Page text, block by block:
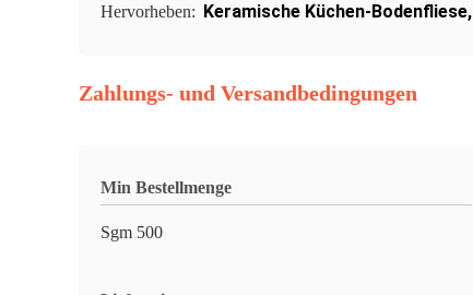
Hervorheben: Keramische Küchen-Bodenfliese,
Zahlungs- und Versandbedingungen
Min Bestellmenge
Sgm 500